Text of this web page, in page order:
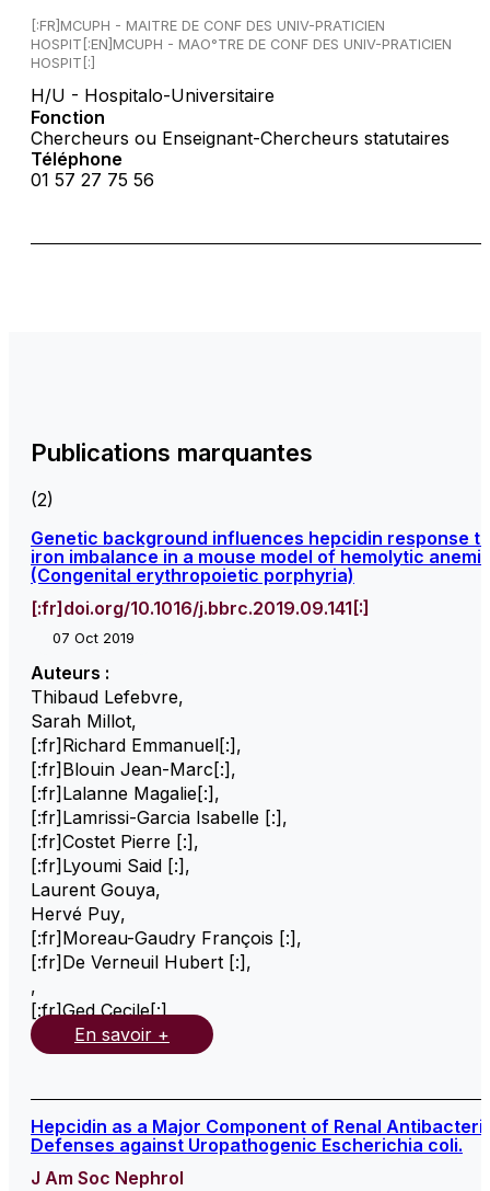
[:FR]MCUPH - MAITRE DE CONF DES UNIV-PRATICIEN
HOSPIT[:EN]MCUPH - MAΟ°TRE DE CONF DES UNIV-PRATICIEN
HOSPIT[:]
H/U - Hospitalo-Universitaire
Fonction
Chercheurs ou Enseignant-Chercheurs statutaires
Téléphone
01 57 27 75 56
Publications marquantes
(2)
Genetic background influences hepcidin response to
iron imbalance in a mouse model of hemolytic
(Congenital erythropoietic porphyria)
[:fr]doi.org/10.1016/j.bbrc.2019.09.141[:]
07 Oct 2019
Auteurs :
Thibaud Lefebvre,
Sarah Millot,
[:fr]Richard Emmanuel[:] ,
[:fr]Blouin Jean-Marc[:] ,
[:fr]Lalanne Magalie[:] ,
[:fr]Lamrissi-Garcia Isabelle [:] ,
[:fr]Costet Pierre [:] ,
[:fr]Lyoumi Said [:] ,
Laurent Gouya,
Hervé Puy,
[:fr]Moreau-Gaudry François [:] ,
[:fr]De Verneuil Hubert [:] ,
,
[:fr]Ged Cecile[:],
En savoir +
Hepcidin as a Major Component of Renal
Defenses against Uropathogenic Escherichia coli.
J Am Soc Nephrol